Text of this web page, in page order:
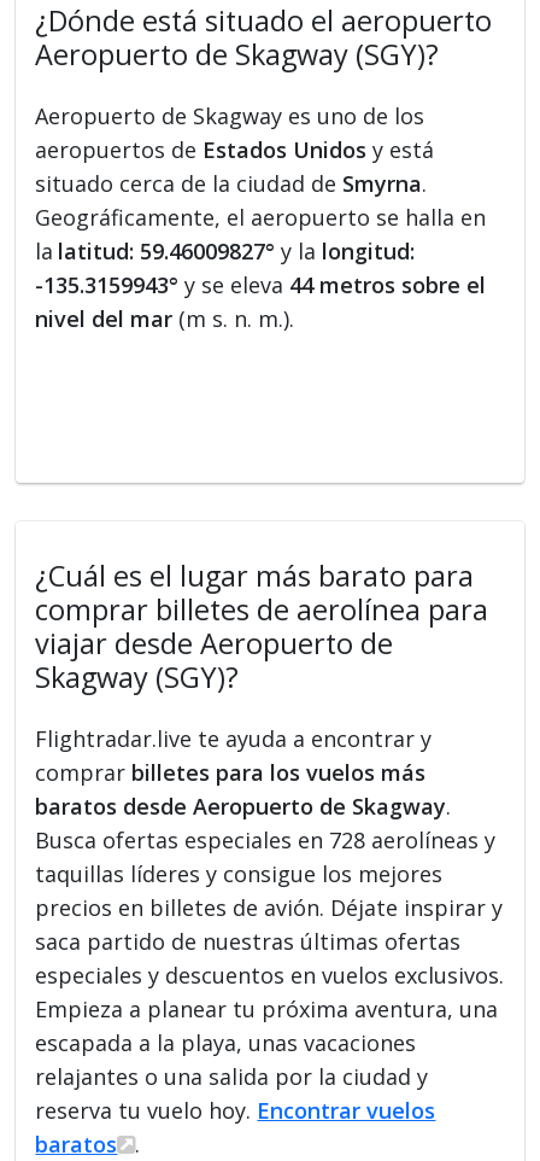
¿Dónde está situado el aeropuerto
Aeropuerto de Skagway (SGY)?
Aeropuerto de Skagway es uno de los
aeropuertos de Estados Unidos y está
situado cerca de la ciudad de Smyrna.
Geográficamente, el aeropuerto se halla en
la latitud: 59.46009827° y la longitud:
-135.3159943° y se eleva 44 metros sobre el
nivel del mar (m s. n. m.).
¿Cuál es el lugar más barato para
comprar billetes de aerolínea para
viajar desde Aeropuerto de
Skagway (SGY)?
Flightradar.live te ayuda a encontrar y
comprar billetes para los vuelos más
baratos desde Aeropuerto de Skagway.
Busca ofertas especiales en 728 aerolíneas y
taquillas líderes y consigue los mejores
precios en billetes de avión. Déjate inspirar y
saca partido de nuestras últimas ofertas
especiales y descuentos en vuelos exclusivos.
Empieza a planear tu próxima aventura, una
escapada a la playa, unas vacaciones
relajantes o una salida por la ciudad y
reserva tu vuelo hoy. Encontrar vuelos
baratos
.